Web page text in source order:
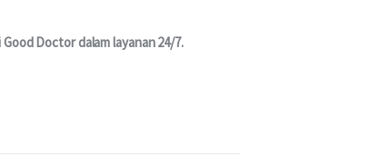
Doctor dalam layanan 24/7.